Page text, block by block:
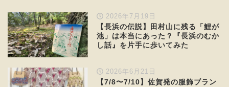
2026年7月19日
【長浜の伝説】田村山に残る「鯉が
池」は本当にあった？『長浜のむか
し話』を片手に歩いてみた
2026年6月21日
【7/8〜7/10】佐賀発の服飾ブラン